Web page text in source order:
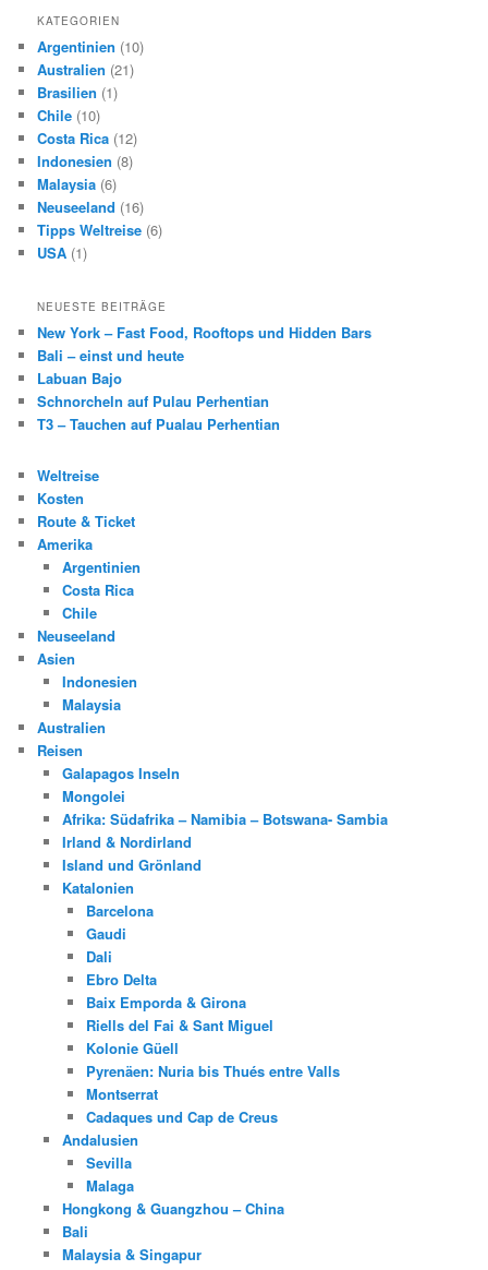
KATEGORIEN
Argentinien (10)
Australien (21)
Brasilien (1)
Chile (10)
Costa Rica (12)
Indonesien (8)
Malaysia (6)
Neuseeland (16)
Tipps Weltreise (6)
USA (1)
NEUESTE BEITRÄGE
New York – Fast Food, Rooftops und Hidden Bars
Bali – einst und heute
Labuan Bajo
Schnorcheln auf Pulau Perhentian
T3 – Tauchen auf Pualau Perhentian
Weltreise
Kosten
Route & Ticket
Amerika
Argentinien
Costa Rica
Chile
Neuseeland
Asien
Indonesien
Malaysia
Australien
Reisen
Galapagos Inseln
Mongolei
Afrika: Südafrika – Namibia – Botswana- Sambia
Irland & Nordirland
Island und Grönland
Katalonien
Barcelona
Gaudi
Dali
Ebro Delta
Baix Emporda & Girona
Riells del Fai & Sant Miguel
Kolonie Güell
Pyrenäen: Nuria bis Thués entre Valls
Montserrat
Cadaques und Cap de Creus
Andalusien
Sevilla
Malaga
Hongkong & Guangzhou – China
Bali
Malaysia & Singapur